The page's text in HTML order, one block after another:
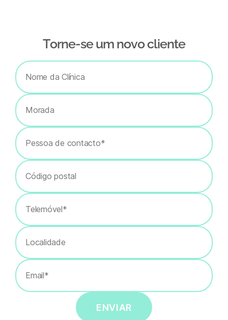
Тorne-se um novo cliente
ENVIAR